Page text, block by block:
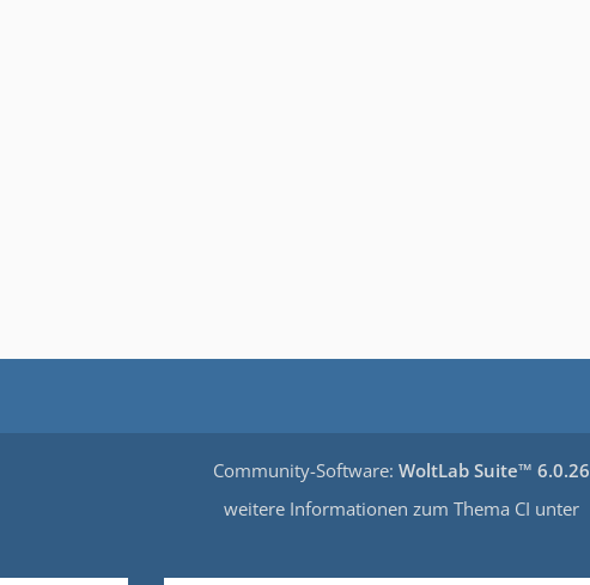
Community-Software: WoltLab Suite™ 6.0.26
weitere Informationen zum Thema CI unter